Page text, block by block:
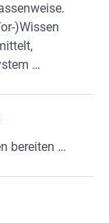
)Wissen
…
bereiten …